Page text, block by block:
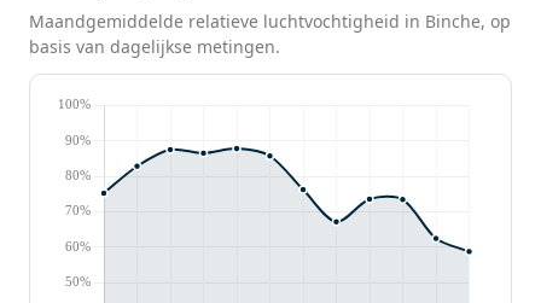
Maandgemiddelde relatieve luchtvochtigheid in Binche, op
basis van dagelijkse metingen.